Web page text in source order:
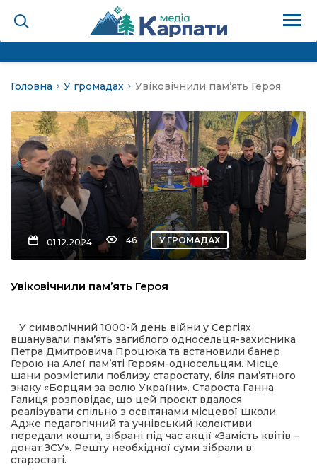
голос гірського
холєра, шо вповідає
Героям!
вісті
Головна У громадах Увіковічнили пам’ять Героя
01.12.2024 46 У ГРОМАДАХ
Увіковічнили пам’ять Героя
У символічний 1000-й день війни у Сергіях
вшанували пам’ять загиблого односельця-захисника
Петра Дмитровича Процюка та встановили банер
Герою на Алеї пам’яті Героям-односельцям. Місце
шани розмістили поблизу старостату, біля пам’ятного
знаку «Борцям за волю України». Староста Ганна
Галиця розповідає, що цей проєкт вдалося
реалізувати спільно з освітянами місцевої школи.
Адже педагогічний та учнівський колективи
передали кошти, зібрані під час акції «Замість квітів –
донат ЗСУ». Решту необхідної суми зібрали в
старостаті.